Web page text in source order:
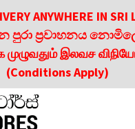
ANYWHERE IN SRI
පුරා ප්‍රවාහනය
இலவச
(Conditions Apply)